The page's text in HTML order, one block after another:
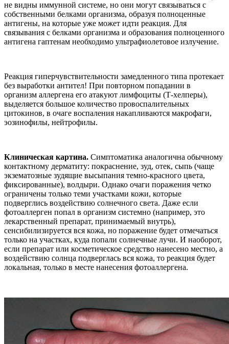
не видны иммунной системе, но они могут связываться с
собственными белками организма, образуя полноценные
антигены, на которые уже может идти реакция. Для
связывания с белками организма и образования полноценного
антигена гаптенам необходимо ультрафиолетовое излучение.
Реакция гиперчувствительности замедленного типа протекает
без выработки антител! При повторном попадании в
организм аллергена его атакуют лимфоциты (Т-хелперы),
выделяется большое количество провоспалительных
цитокинов, в очаге воспаления накапливаются макрофаги,
эозинофилы, нейтрофилы.
Клиническая картина. Симптоматика аналогична обычному
контактному дерматиту: покраснение, зуд, отек, сыпь (чаще
экзематозные зудящие высыпания темно-красного цвета,
фиксированные), волдыри. Однако очаги поражения четко
ограничены только теми участками кожи, которые
подверглись воздействию солнечного света. Даже если
фотоаллерген попал в организм системно (например, это
лекарственный препарат, принимаемый внутрь),
сенсибилизируется вся кожа, но поражение будет отмечаться
только на участках, куда попали солнечные лучи. И наоборот,
если препарат или косметическое средство нанесено местно, а
воздействию солнца подверглась вся кожа, то реакция будет
локальная, только в месте нанесения фотоаллергена.